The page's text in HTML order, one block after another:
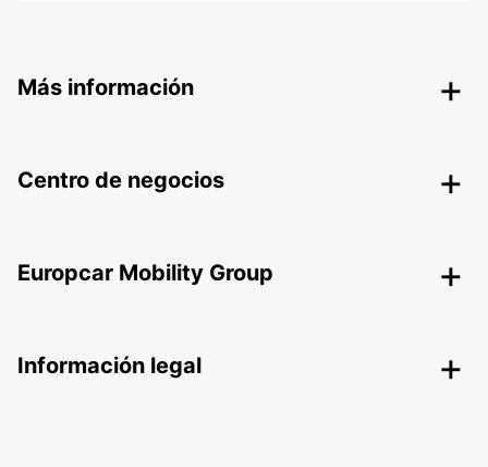
Más información
Centro de negocios
Europcar Mobility Group
Información legal